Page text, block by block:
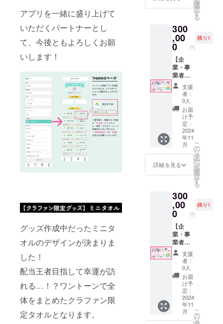
アプリを一緒に盛り上げて
いただくパートナーとし
て、今後ともよろしくお願
いします！
グッズ作成中だったミニタ
オルのデザインが決まりま
した！
配当王者目指して幸運が訪
れる…！？ワントーンで全
体をまとめたクラファン限
定タオルとなります。
字・カ
ローマ
字表記
などの
いずれ
か)と
「12文
字以内
で一
言」(任
意)を記
入をお
願いい
たしま
す。
り自動
課金と
して毎
が発生
しま
す。
【各種
グッ
ズ】 ※
入力頂
いた住
所に
グッズ
を送付
させて
いただ
きま
成中の
ため、
画像は
ジにな
りま
す。 ※
デザイ
ンが決
まり次
第、活
動報告
させて
頂きま
す。 ※
発注先
年間無
料にな
りま
す。 ※
過去に
ゴール
ド会員
だった
方もご
利用可
能で
す。 ※
クーポ
ン終了
後は、
サブス
クを
キャン
課金と
して毎
月360円
が発生
しま
す。
【各種
グッ
ズ】 ※
入力頂
いた住
所に
グッズ
を送付
させて
いただ
カープ
【ゴー
ルド会
員1年間
割引】
※入力頂
いた
メール
アドレ
スに
クーポ
ンコー
ドの発
送と利
用方法
をお知
らせい
たしま
す。 ※
すでに
の方は
次回更
新より1
年間無
料にな
りま
す。 ※
過去に
ゴール
ド会員
だった
方もご
利用可
能で
す。 ※
クーポ
ン終了
選
択
す
る
300
,00
0 円
残り1
【企
業・事
業者向
け】 ス
ポン
サー掲
載&クレ
ジット
掲載プ
ラン ◆
注意 ※
入力頂
いた
メール
アドレ
掲載箇
所の微
調整を
やりと
りさせ
ていた
だきま
す。 ※
こちら
が不適
切と判
断した
バナー
に関し
てはお
断りす
ること
支援
者：
0人
お届
け予
定：
2024
年11
月
詳細を見る
こ
の
リ
タ
ー
ン
を
選
択
す
る
300
,00
0 円
残り1
【企
業・事
業者向
け】 バ
ナー掲
載 &ク
レジッ
ト掲載
プラン
◆注意
※入力頂
いた
メール
支援
者：
0人
お届
け予
定：
2024
年11
月
こ
の
リ